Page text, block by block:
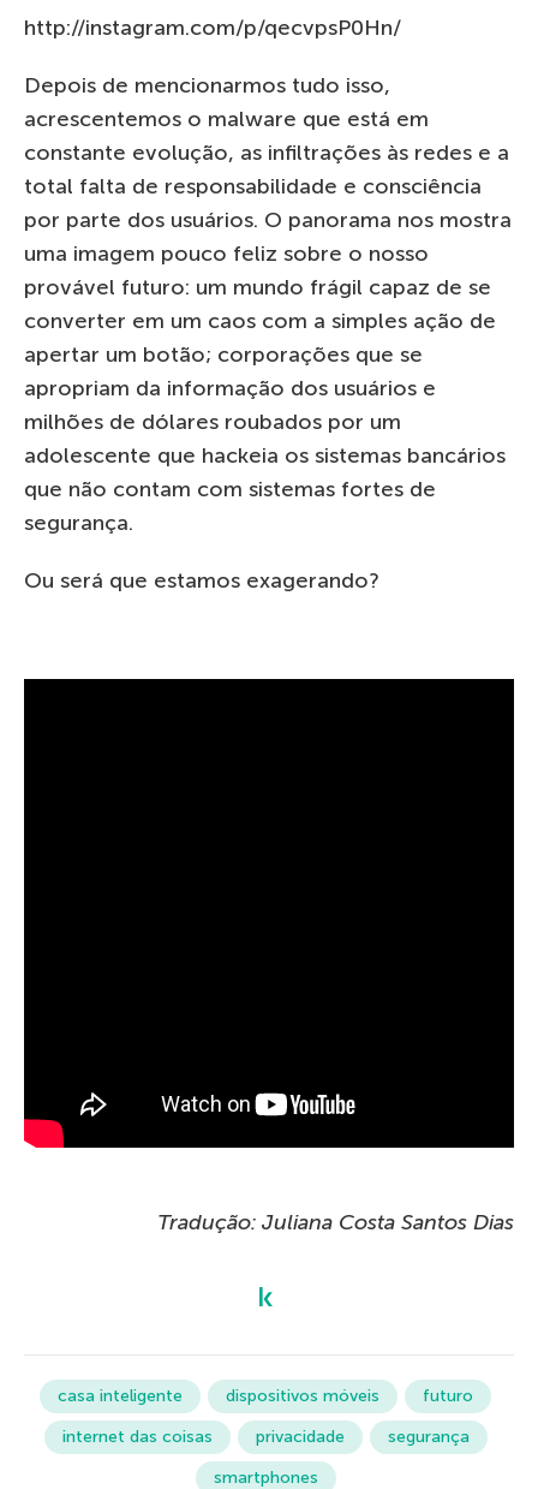
http://instagram.com/p/qecvpsP0Hn/
Depois de mencionarmos tudo isso,
acrescentemos o malware que está em
constante evolução, as infiltrações às redes e a
total falta de responsabilidade e consciência
por parte dos usuários. O panorama nos mostra
uma imagem pouco feliz sobre o nosso
provável futuro: um mundo frágil capaz de se
converter em um caos com a simples ação de
apertar um botão; corporações que se
apropriam da informação dos usuários e
milhões de dólares roubados por um
adolescente que hackeia os sistemas bancários
que não contam com sistemas fortes de
segurança.
Ou será que estamos exagerando?
Tradução: Juliana Costa Santos Dias
casa inteligente dispositivos móveis
futuro
internet das coisas
privacidade
segurança
smartphones